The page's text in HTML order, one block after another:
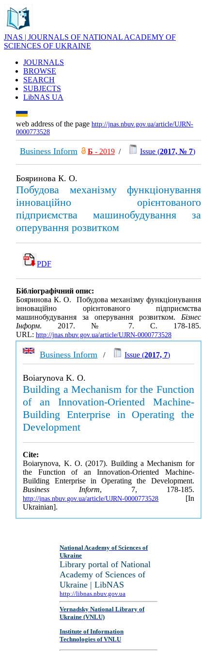
JNAS | JOURNALS OF NATIONAL ACADEMY OF
SCIENCES OF UKRAINE
JOURNALS
BROWSE
SEARCH
SUBJECTS
LibNAS UA
web address of the page http://jnas.nbuv.gov.ua/article/UJRN-
0000773528
Business Inform Б - 2019 / Issue (2017, № 7)
Бояринова К. О.
Побудова механізму функціонування
інноваційно орієнтованого
підприємства машинобудування за
оперування розвитком
PDF
Бібліографічний опис:
Бояринова К. О. Побудова механізму функціонування
інноваційно орієнтованого підприємства
машинобудування за оперування розвитком. Бізнес
Інформ. 2017. № 7. С. 178-185.
URL: http://jnas.nbuv.gov.ua/article/UJRN-0000773528
Business Inform / Issue (2017, 7)
Boiarynova K. O.
Building a Mechanism for the Function
of an Innovation-Oriented Machine-
Building Enterprise in Operating the
Development
Cite:
Boiarynova, K. O. (2017). Building a Mechanism for
the Function of an Innovation-Oriented Machine-
Building Enterprise in Operating the Development.
Business Inform, 7, 178-185.
http://jnas.nbuv.gov.ua/article/UJRN-0000773528 [In
Ukrainian].
National Academy of Sciences of
Ukraine
Library portal of National
Academy of Sciences of
Ukraine | LibNAS
http://libnas.nbuv.gov.ua
Vernadsky National Library of
Ukraine (VNLU)
Institute of Information
Technologies of VNLU